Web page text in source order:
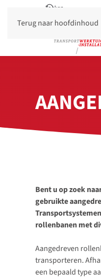
Terug naar hoofdinhoud
Bent u op zoek
gebruikte
rollenbanen met
Aangedreven
transporteren.
een bepaald type